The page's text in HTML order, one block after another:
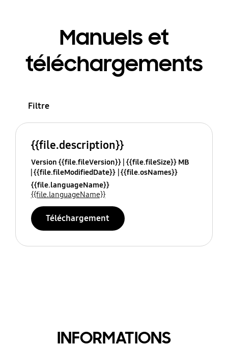
Manuels et
téléchargements
Filtre
{{file.description}}
Version {{file.fileVersion}} {{file.fileSize}} MB
{{file.fileModifiedDate}} {{file.osNames}}
{{file.languageName}}
{{file.languageName}}
Téléchargement
INFORMATIONS